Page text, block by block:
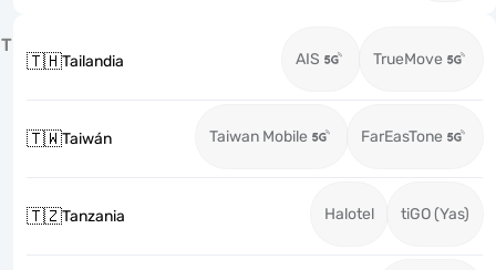
T
🇹🇭Tailandia AIS TrueMove
🇹🇼Taiwán Taiwan Mobile FarEasTone
🇹🇿Tanzania Halotel tiGO (Yas)